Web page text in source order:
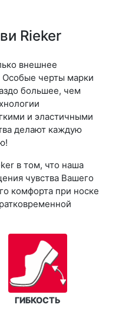
Rieker
внешнее
черты марки
большее, чем
и эластичными
делают каждую
в том, что наша
чувства Вашего
комфорта при носке
ГИБКОСТЬ